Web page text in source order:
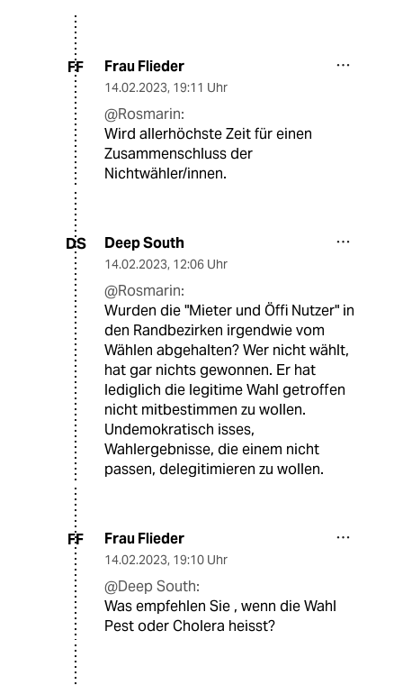
FF Frau Flieder
14.02.2023, 19:11 Uhr
@Rosmarin:
Wird allerhöchste Zeit für einen
Zusammenschluss der
Nichtwähler/innen.
DS Deep South
14.02.2023, 12:06 Uhr
@Rosmarin:
Wurden die "Mieter und Öffi Nutzer" in
den Randbezirken irgendwie vom
Wählen abgehalten? Wer nicht wählt,
hat gar nichts gewonnen. Er hat
lediglich die legitime Wahl getroffen
nicht mitbestimmen zu wollen.
Undemokratisch isses,
Wahlergebnisse, die einem nicht
passen, delegitimieren zu wollen.
FF Frau Flieder
14.02.2023, 19:10 Uhr
@Deep South:
Was empfehlen Sie , wenn die Wahl
Pest oder Cholera heisst?